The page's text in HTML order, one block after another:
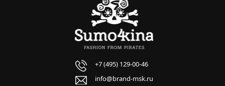
+7 (495) 129-00-46
info@brand-msk.ru